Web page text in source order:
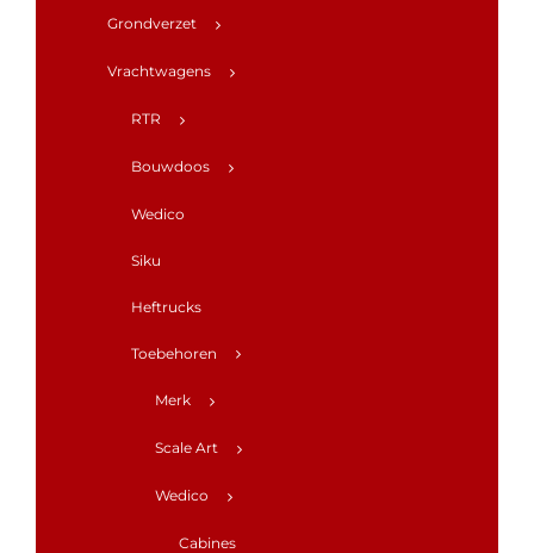
Grondverzet
Vrachtwagens
RTR
Bouwdoos
Wedico
Siku
Heftrucks
Toebehoren
Merk
Scale Art
Wedico
Cabines